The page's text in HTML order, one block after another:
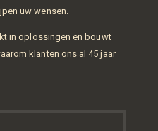
uw wensen.
in oplossingen en bouwt
klanten ons al 45 jaar